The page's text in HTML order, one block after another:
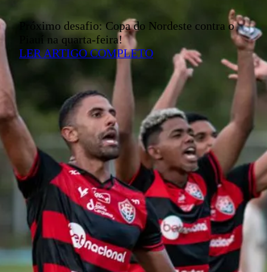
Próximo desafio: Copa do Nordeste contra o
Piauí na quarta-feira!
LER ARTIGO COMPLETO